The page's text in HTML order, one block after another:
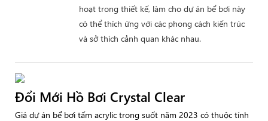
hoạt trong thiết kế, làm cho dự án bể bơi này
có thể thích ứng với các phong cách kiến ​​trúc
và sở thích cảnh quan khác nhau.
Đổi Mới Hồ Bơi Crystal Clear
Giá dự án bể bơi tấm acrylic trong suốt năm 2023 có thuộc tính